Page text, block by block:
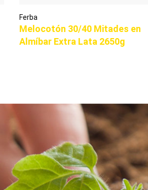
Ferba
Melocotón 30/40 Mitades en
Almíbar Extra Lata 2650g